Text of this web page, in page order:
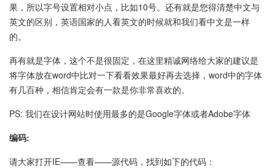
果，所以字号设置相对小点，比如10号。还有就是您得清楚中文与
英文的区别，英语国家的人看英文的时候就和我们看中文是一样
的。
再有就是字体，这个不是很固定，在这里精诚网络给大家的建议是
将字体放在word中比对一下看看效果最好再去选择，word中的字体
有几百种，相信肯定会有一款是你非常喜欢的。
PS: 我们在设计网站时使用最多的是Google字体或者Adobe字体
编码:
请大家打开IE——查看——源代码，找到如下的代码：